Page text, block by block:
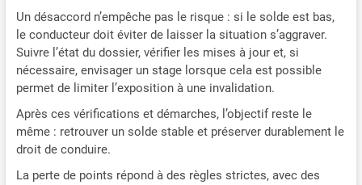
Un désaccord n’empêche pas le risque : si le solde est bas,
le conducteur doit éviter de laisser la situation s’aggraver.
Suivre l’état du dossier, vérifier les mises à jour et, si
nécessaire, envisager un stage lorsque cela est possible
permet de limiter l’exposition à une invalidation.
Après ces vérifications et démarches, l’objectif reste le
même : retrouver un solde stable et préserver durablement le
droit de conduire.
La perte de points répond à des règles strictes, avec des